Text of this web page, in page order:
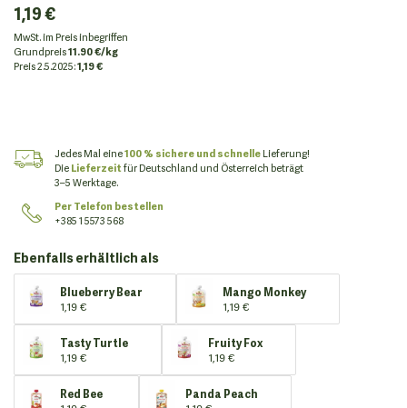
1,19 €
MwSt. im Preis inbegriffen
Grundpreis11.90 €/kg
Preis2.5.2025:1,19 €
Jedes Mal eine100 % sichere und schnelleLieferung!
DieLieferzeitfür Deutschland und Österreich beträgt
3–5 Werktage.
Per Telefon bestellen
+385 1 5573 568
Ebenfalls erhältlich als
Blueberry Bear
1,19 €
Mango Monkey
1,19 €
Tasty Turtle
1,19 €
Fruity Fox
1,19 €
Red Bee
Panda Peach